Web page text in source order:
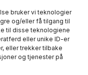
bruker vi teknologier
og/eller få tilgang til
til disse teknologiene
eller unike ID-er
eller trekker tilbake
og tjenester på
+ PLUSS